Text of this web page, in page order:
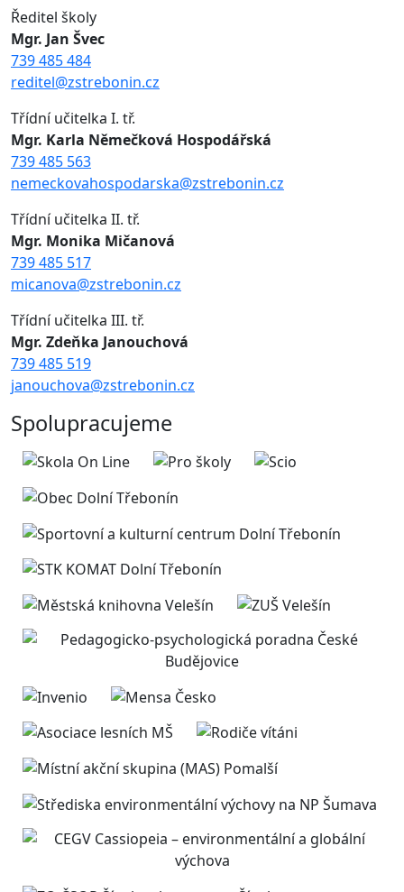
Ředitel školy
Mgr. Jan Švec
739 485 484
reditel@zstrebonin.cz
Třídní učitelka I. tř.
Mgr. Karla Němečková Hospodářská
739 485 563
nemeckovahospodarska@zstrebonin.cz
Třídní učitelka II. tř.
Mgr. Monika Mičanová
739 485 517
micanova@zstrebonin.cz
Třídní učitelka III. tř.
Mgr. Zdeňka Janouchová
739 485 519
janouchova@zstrebonin.cz
Spolupracujeme